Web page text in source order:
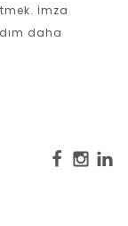
İmza
daha